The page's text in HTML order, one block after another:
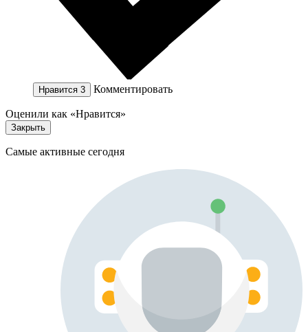
Нравится 3 Комментировать
Оценили как «Нравится»
Закрыть
Самые активные сегодня